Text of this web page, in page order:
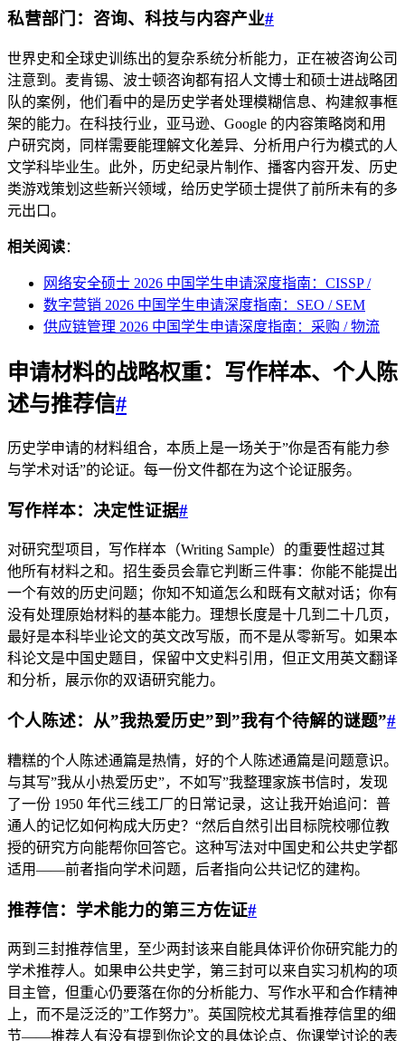
私营部门：咨询、科技与内容产业#
世界史和全球史训练出的复杂系统分析能力，正在被咨询公司
注意到。麦肯锡、波士顿咨询都有招人文博士和硕士进战略团
队的案例，他们看中的是历史学者处理模糊信息、构建叙事框
架的能力。在科技行业，亚马逊、Google 的内容策略岗和用
户研究岗，同样需要能理解文化差异、分析用户行为模式的人
文学科毕业生。此外，历史纪录片制作、播客内容开发、历史
类游戏策划这些新兴领域，给历史学硕士提供了前所未有的多
元出口。
相关阅读：
网络安全硕士 2026 中国学生申请深度指南：CISSP /
数字营销 2026 中国学生申请深度指南：SEO / SEM
供应链管理 2026 中国学生申请深度指南：采购 / 物流
申请材料的战略权重：写作样本、个人陈
述与推荐信#
历史学申请的材料组合，本质上是一场关于”你是否有能力参
与学术对话”的论证。每一份文件都在为这个论证服务。
写作样本：决定性证据#
对研究型项目，写作样本（Writing Sample）的重要性超过其
他所有材料之和。招生委员会靠它判断三件事：你能不能提出
一个有效的历史问题；你知不知道怎么和既有文献对话；你有
没有处理原始材料的基本能力。理想长度是十几到二十几页，
最好是本科毕业论文的英文改写版，而不是从零新写。如果本
科论文是中国史题目，保留中文史料引用，但正文用英文翻译
和分析，展示你的双语研究能力。
个人陈述：从”我热爱历史”到”我有个待解的谜题”#
糟糕的个人陈述通篇是热情，好的个人陈述通篇是问题意识。
与其写”我从小热爱历史”，不如写”我整理家族书信时，发现
了一份 1950 年代三线工厂的日常记录，这让我开始追问：普
通人的记忆如何构成大历史？“然后自然引出目标院校哪位教
授的研究方向能帮你回答它。这种写法对中国史和公共史学都
适用——前者指向学术问题，后者指向公共记忆的建构。
推荐信：学术能力的第三方佐证#
两到三封推荐信里，至少两封该来自能具体评价你研究能力的
学术推荐人。如果申公共史学，第三封可以来自实习机构的项
目主管，但重心仍要落在你的分析能力、写作水平和合作精神
上，而不是泛泛的”工作努力”。英国院校尤其看推荐信里的细
节——推荐人有没有提到你论文的具体论点、你课堂讨论的表